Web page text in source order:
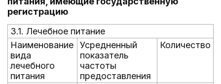
регистрацию
3.1. Лечебное питание
Наименование
вида
лечебного
питания
Усредненный
показатель
частоты
предоставления
Количество